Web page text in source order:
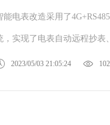
能电表改造采用了
，实现了电表自动远程抄表
2023/05/03 21:05:24